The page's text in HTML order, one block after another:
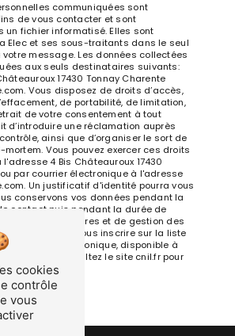
communiquées sont
de vous contacter et sont
un fichier informatisé. Elles sont
Elec et ses sous-traitants dans le seul
message. Les données collectées
aux seuls destinataires suivants:
17430 Tonnay Charente
Vous disposez de droits d’accès,
de portabilité, de limitation,
de votre consentement à tout
d’introduire une réclamation auprès
ainsi que d’organiser le sort de
Vous pouvez exercer ces droits
4 Bis Châteauroux 17430
par courrier électronique à l'adresse
Un justificatif d'identité pourra vous
conservons vos données pendant la
contact puis pendant la durée de
aux fins probatoires et de gestion des
avez le droit de vous inscrire sur la liste
téléphonique, disponible à
. Consultez le site cnil.fr pour
sur vos droits.
cookies
contrôle
vous